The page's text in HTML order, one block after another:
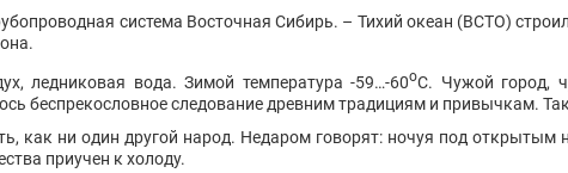
система Восточная Сибирь. – Тихий океан (ВСТО)
ледниковая вода. Зимой температура -59…-60οС. Чужой город,
беспрекословное следование древним традициям и привычкам.
как ни один другой народ. Недаром говорят: ночуя под открытым
приучен к холоду.